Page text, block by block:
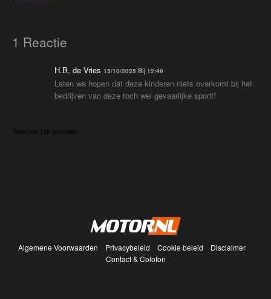
1 Reactie
H.B. de Vries 15/10/2025 Bij 12:49
Laten we hopen dat deze kinderen niets overkomt bij het
bedrijven van deze toch wel gevaarlijke sport!!
Reacties zijn gesloten.
Algemene Voorwaarden Privacybeleid Cookie beleid
Disclaimer
Contact & Colofon